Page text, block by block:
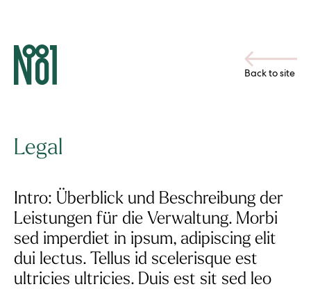
Back to site
Legal
Intro: Überblick und Beschreibung der
Leistungen für die Verwaltung. Morbi
sed imperdiet in ipsum, adipiscing elit
dui lectus. Tellus id scelerisque est
ultricies ultricies. Duis est sit sed leo